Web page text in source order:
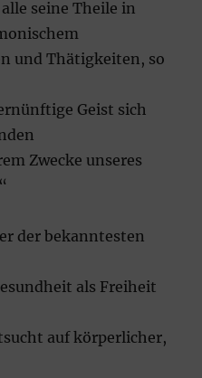
seine Theile in
und Thätigkeiten, so
Geist sich
Zwecke unseres
der bekanntesten
als Freiheit
auf körperlicher,